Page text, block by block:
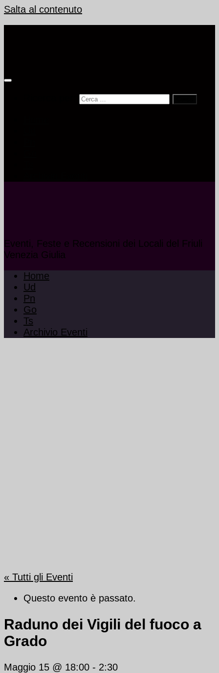
Salta al contenuto
Eventi, Feste e Recensioni dei Locali del Friuli
Venezia Giulia
Home
Ud
Pn
Go
Ts
Archivio Eventi
« Tutti gli Eventi
Questo evento è passato.
Raduno dei Vigili del fuoco a
Grado
Maggio 15 @ 18:00 - 2:30